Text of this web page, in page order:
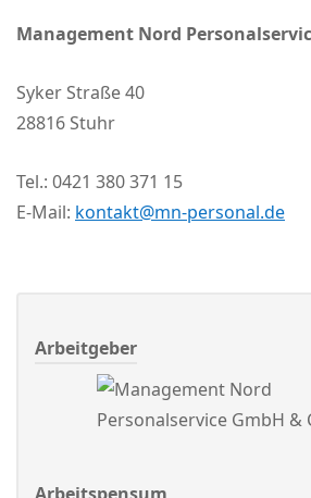
Management Nord
Syker Straße 40
28816 Stuhr
Tel.: 0421 380 371 15
E-Mail: kontakt@mn-personal.de
Arbeitgeber